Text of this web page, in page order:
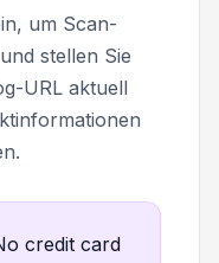
um Scan-
stellen Sie
URL aktuell
credit card